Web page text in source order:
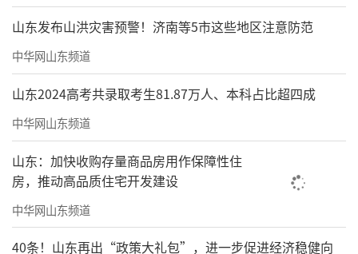
▲电子巡更，24小时守护社区周界安全
海尚海服务集团服务的云玺智慧社区，曾
获评”中国物业服务物联智慧社区示范项
目”，智美生活无处不在。智慧车库场景推出
智能新风系统和防结露系统，给业主打造“地
下第二会客厅”；海尚海服务集团首推的国内
首个电梯物联网生态平台“梯之网”，针对传
统乘梯痛点，推出“梯之眼”、“梯之
屏”、“梯之肺”、“故障预测算法”四大智
山东发布山洪灾害预警！济南等5市这些地区注意防范
中华网山东频道
山东2024高考共录取考生81.87万人、本科占比超四成
中华网山东频道
山东：加快收购存量商品房用作保障性住
房，推动高品质住宅开发建设
中华网山东频道
40条！山东再出“政策大礼包”，进一步促进经济稳健向